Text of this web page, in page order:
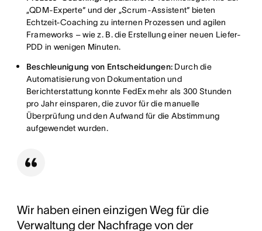
„QDM-Experte“ und der „Scrum-Assistent“ bieten
Echtzeit-Coaching zu internen Prozessen und agilen
Frameworks – wie z. B. die Erstellung einer neuen Liefer-
PDD in wenigen Minuten.
Beschleunigung von Entscheidungen: Durch die
Automatisierung von Dokumentation und
Berichterstattung konnte FedEx mehr als 300 Stunden
pro Jahr einsparen, die zuvor für die manuelle
Überprüfung und den Aufwand für die Abstimmung
aufgewendet wurden.
Wir haben einen einzigen Weg für die
Verwaltung der Nachfrage von der